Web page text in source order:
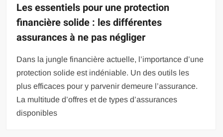
Les essentiels pour une protection
financière solide : les différentes
assurances à ne pas négliger
Dans la jungle financière actuelle, l’importance d’une
protection solide est indéniable. Un des outils les
plus efficaces pour y parvenir demeure l’assurance.
La multitude d’offres et de types d’assurances
disponibles